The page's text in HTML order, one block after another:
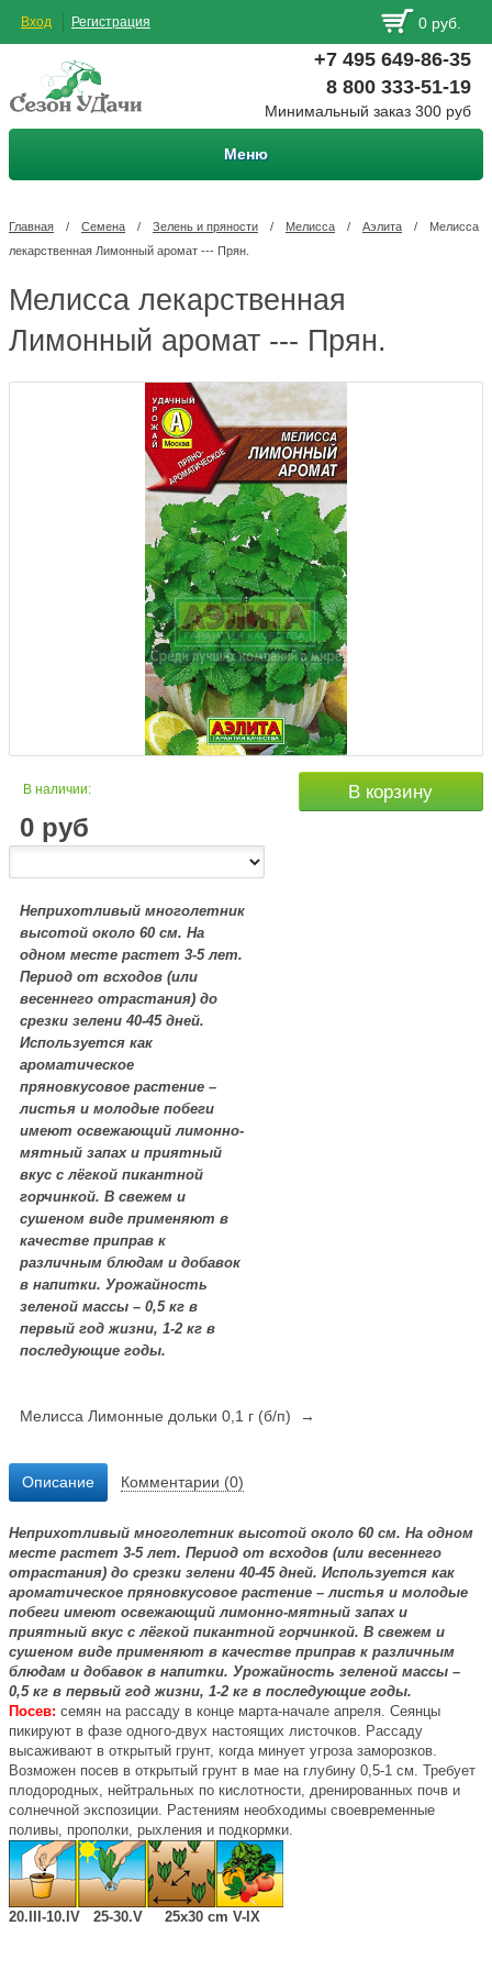
Вход Регистрация 0 руб.
+7 495 649-86-35
8 800 333-51-19
Минимальный заказ 300 руб
Меню
Главная / Семена / Зелень и пряности / Мелисса / Аэлита /
Мелисса
лекарственная Лимонный аромат --- Прян.
Мелисса лекарственная
Лимонный аромат --- Прян.
В наличии:
0 руб
Неприхотливый многолетник
высотой около 60 см. На
одном месте растет 3-5 лет.
Период от всходов (или
весеннего отрастания) до
срезки зелени 40-45 дней.
Используется как
ароматическое
пряновкусовое растение –
листья и молодые побеги
имеют освежающий лимонно-
мятный запах и приятный
вкус с лёгкой пикантной
горчинкой. В свежем и
сушеном виде применяют в
качестве приправ к
различным блюдам и добавок
в напитки. Урожайность
зеленой массы – 0,5 кг в
первый год жизни, 1-2 кг в
последующие годы.
В корзину
Мелисса Лимонные дольки 0,1 г (б/п) →
Описание Комментарии (0)
Неприхотливый многолетник высотой около 60 см. На одном
месте растет 3-5 лет. Период от всходов (или весеннего
отрастания) до срезки зелени 40-45 дней. Используется как
ароматическое пряновкусовое растение – листья и молодые
побеги имеют освежающий лимонно-мятный запах и
приятный вкус с лёгкой пикантной горчинкой. В свежем и
сушеном виде применяют в качестве приправ к различным
блюдам и добавок в напитки. Урожайность зеленой массы –
0,5 кг в первый год жизни, 1-2 кг в последующие годы.
Посев: семян на рассаду в конце марта-начале апреля. Сеянцы
пикируют в фазе одного-двух настоящих листочков. Рассаду
высаживают в открытый грунт, когда минует угроза заморозков.
Возможен посев в открытый грунт в мае на глубину 0,5-1 см. Требует
плодородных, нейтральных по кислотности, дренированных почв и
солнечной экспозиции. Растениям необходимы своевременные
поливы, прополки, рыхления и подкормки.
20.III-10.IV 25-30.V 25х30 cm V-IX